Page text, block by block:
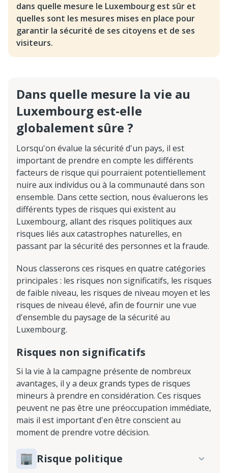
dans quelle mesure le Luxembourg est sûr et
quelles sont les mesures mises en place pour
garantir la sécurité de ses citoyens et de ses
visiteurs.
Dans quelle mesure la vie au
Luxembourg est-elle
globalement sûre ?
Lorsqu'on évalue la sécurité d'un pays, il est
important de prendre en compte les différents
facteurs de risque qui pourraient potentiellement
nuire aux individus ou à la communauté dans son
ensemble. Dans cette section, nous évaluerons les
différents types de risques qui existent au
Luxembourg, allant des risques politiques aux
risques liés aux catastrophes naturelles, en
passant par la sécurité des personnes et la fraude.
Nous classerons ces risques en quatre catégories
principales : les risques non significatifs, les risques
de faible niveau, les risques de niveau moyen et les
risques de niveau élevé, afin de fournir une vue
d'ensemble du paysage de la sécurité au
Luxembourg.
Risques non significatifs
Si la vie à la campagne présente de nombreux
avantages, il y a deux grands types de risques
mineurs à prendre en considération. Ces risques
peuvent ne pas être une préoccupation immédiate,
mais il est important d'en être conscient au
moment de prendre votre décision.
Risque politique